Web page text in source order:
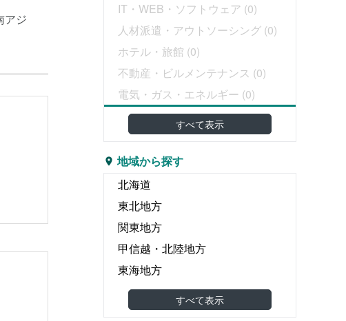
アジ
IT・WEB・ソフトウェア (0)
人材派遣・アウトソーシング (0)
ホテル・旅館 (0)
不動産・ビルメンテナンス (0)
電気・ガス・エネルギー (0)
教育・塾
介護・医療・福祉(0)
婚礼・葬儀(0)
物流・運輸・倉庫
リース・レンタル
飲食(0)
広告・出版・印刷
エンタテイメント関連
食品製造・食品卸(0)
機械・金属・電子部品(0)
すべて表示
地域から探す
北海道
東北地方
関東地方
甲信越・北陸地方
東海地方
関西地方
中国地方
すべて表示